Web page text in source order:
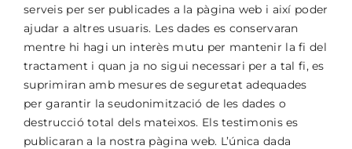
serveis per ser publicades a la pàgina web i així poder
ajudar a altres usuaris. Les dades es conservaran
mentre hi hagi un interès mutu per mantenir la fi del
tractament i quan ja no sigui necessari per a tal fi, es
suprimiran amb mesures de seguretat adequades
per garantir la seudonimització de les dades o
destrucció total dels mateixos. Els testimonis es
publicaran a la nostra pàgina web. L’única dada